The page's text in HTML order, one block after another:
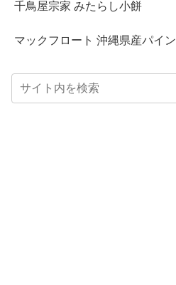
千鳥屋宗家 みたらし小餅
マックフロート 沖縄県産パイン